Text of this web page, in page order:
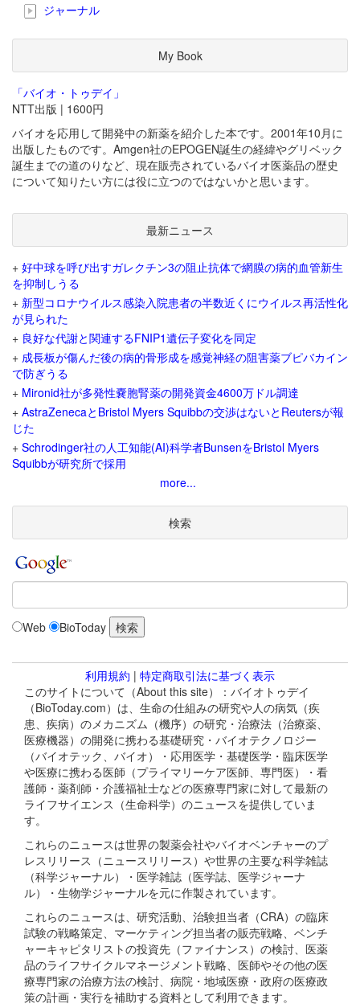
ジャーナル
My Book
「バイオ・トゥデイ」
NTT出版 | 1600円
バイオを応用して開発中の新薬を紹介した本です。2001年10月に
出版したものです。Amgen社のEPOGEN誕生の経緯やグリベック
誕生までの道のりなど、現在販売されているバイオ医薬品の歴史
について知りたい方には役に立つのではないかと思います。
最新ニュース
+ 好中球を呼び出すガレクチン3の阻止抗体で網膜の病的血管新生
を抑制しうる
+ 新型コロナウイルス感染入院患者の半数近くにウイルス再活性化
が見られた
+ 良好な代謝と関連するFNIP1遺伝子変化を同定
+ 成長板が傷んだ後の病的骨形成を感覚神経の阻害薬ブピバカイン
で防ぎうる
+ Mironid社が多発性嚢胞腎薬の開発資金4600万ドル調達
+ AstraZenecaとBristol Myers Squibbの交渉はないとReutersが報
じた
+ Schrodinger社の人工知能(AI)科学者BunsenをBristol Myers
Squibbが研究所で採用
more...
検索
Web BioToday
利用規約 | 特定商取引法に基づく表示
このサイトについて（About this site）：バイオトゥデイ
（BioToday.com）は、生命の仕組みの研究や人の病気（疾
患、疾病）のメカニズム（機序）の研究・治療法（治療薬、
医療機器）の開発に携わる基礎研究・バイオテクノロジー
（バイオテック、バイオ）・応用医学・基礎医学・臨床医学
や医療に携わる医師（プライマリーケア医師、専門医）・看
護師・薬剤師・介護福祉士などの医療専門家に対して最新の
ライフサイエンス（生命科学）のニュースを提供していま
す。
これらのニュースは世界の製薬会社やバイオベンチャーのプ
レスリリース（ニュースリリース）や世界の主要な科学雑誌
（科学ジャーナル）・医学雑誌（医学誌、医学ジャーナ
ル）・生物学ジャーナルを元に作製されています。
これらのニュースは、研究活動、治験担当者（CRA）の臨床
試験の戦略策定、マーケティング担当者の販売戦略、ベンチ
ャーキャピタリストの投資先（ファイナンス）の検討、医薬
品のライフサイクルマネージメント戦略、医師やその他の医
療専門家の治療方法の検討、病院・地域医療・政府の医療政
策の計画・実行を補助する資料として利用できます。